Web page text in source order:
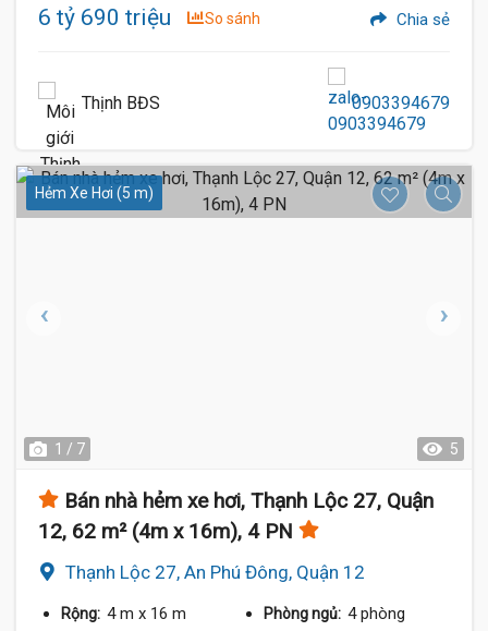
6 tỷ 690 triệu So sánh Chia sẻ
Thịnh BĐS 0903394679
Hẻm Xe Hơi (5 m)
1 / 7 5
Bán nhà hẻm xe hơi, Thạnh Lộc 27, Quận
12, 62 m² (4m x 16m), 4 PN
Thạnh Lộc 27, An Phú Đông, Quận 12
Rộng: 4 m x 16 m Phòng ngủ: 4 phòng